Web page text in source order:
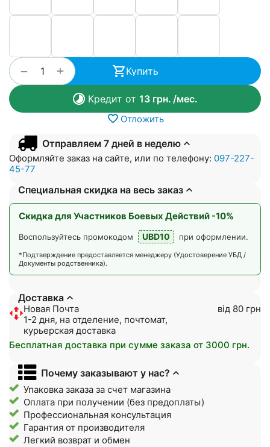
+
− Купить
Кредит от 13грн. /мес.
Отложить
Отправляем 7 дней в неделю
Оформляйте заказ на сайте, или по телефону: 097-227-
45-77
Специальная скидка на весь заказ
Скидка для Участников Боевых Действий -10%
Воспользуйтесь промокодом UBD10 при оформлении.
*Подтверждение предоставляется менеджеру (Удостоверение УБД /
Документы родственника).
Доставка
Новая Почта
1-2 дня, на отделение, почтомат,
курьерская доставка
від 80 грн
Бесплатная доставка при сумме заказа от 3000 грн.
Почему заказывают у нас?
Упаковка заказа за счет магазина
Оплата при получении (без предоплаты)
Профессиональная консультация
Гарантия от производителя
Легкий возврат и обмен